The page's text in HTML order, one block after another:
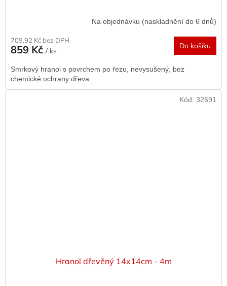
Na objednávku (naskladnění do 6 dnů)
709,92 Kč bez DPH
859 Kč / ks
Do košíku
Smrkový hranol s povrchem po řezu, nevysušený, bez
chemické ochrany dřeva.
Hranol dřevěný 14x14cm - 4m
Kód: 32691